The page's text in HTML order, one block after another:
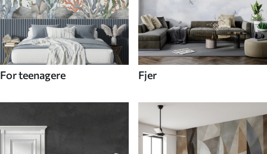
For teenagere Fjer